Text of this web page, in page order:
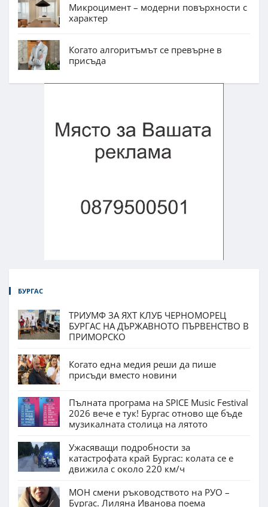
Микроцимент – модерни повърхности с
характер
Когато алгоритъмът се превърне в
присъда
БУРГАС
ТРИУМФ ЗА ЯХТ КЛУБ ЧЕРНОМОРЕЦ
БУРГАС НА ДЪРЖАВНОТО ПЪРВЕНСТВО В
ПРИМОРСКО
Когато една медия реши да пише
присъди вместо новини
Пълната програма на SPICE Music Festival
2026 вече е тук! Бургас отново ще бъде
музикалната столица на лятото
Ужасяващи подробности за
катастрофата край Бургас: колата се е
движила с около 220 км/ч
МОН смени ръководството на РУО –
Бургас. Лиляна Иванова поема